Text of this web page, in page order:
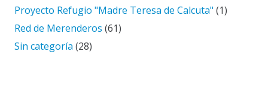
Proyecto Refugio "Madre Teresa de Calcuta" (1)
Red de Merenderos (61)
Sin categoría (28)